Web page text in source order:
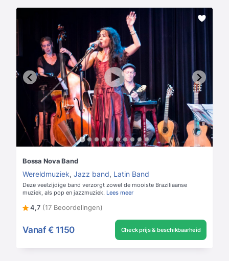
Bossa Nova Band
Wereldmuziek, Jazz band, Latin Band
Deze veelzijdige band verzorgt zowel de mooiste Braziliaanse
muziek, als pop en jazzmuziek. Lees meer
4,7 (17 Beoordelingen)
Vanaf € 1150 Check prijs & beschikbaarheid